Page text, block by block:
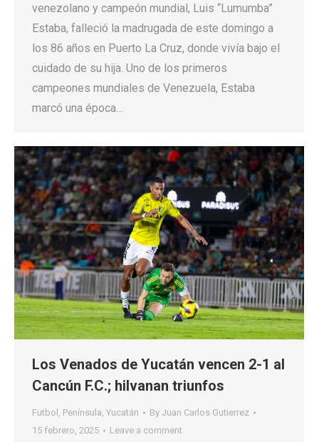
venezolano y campeón mundial, Luis “Lumumba”
Estaba, falleció la madrugada de este domingo a
los 86 años en Puerto La Cruz, donde vivía bajo el
cuidado de su hija. Uno de los primeros
campeones mundiales de Venezuela, Estaba
marcó una época…
Los Venados de Yucatán vencen 2-1 al
Cancún F.C.; hilvanan triunfos
Futbol , Península, Yucatán By Juan Carlos Gutierrez
15 febrero, 2025
Leave a comment